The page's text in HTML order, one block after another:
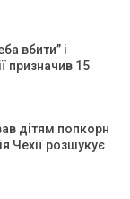
вбити” і
призначив 15
дітям попкорн
Чехії розшукує